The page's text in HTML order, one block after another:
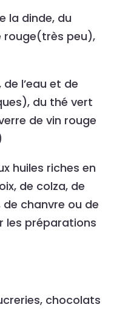
la dinde, du
rouge(très peu),
de l’eau et de
du thé vert
de vin rouge
huiles riches en
de colza, de
chanvre ou de
les préparations
chocolats